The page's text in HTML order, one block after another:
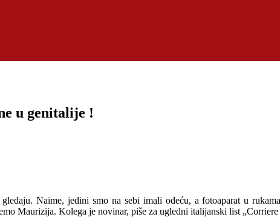
u genitalije !
Naime, jedini smo na sebi imali odeću, a fotoaparat u
Maurizija. Kolega je novinar, piše za ugledni italijanski list „Corriere